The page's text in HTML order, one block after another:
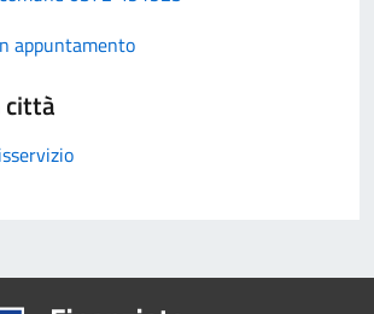
appuntamento
città